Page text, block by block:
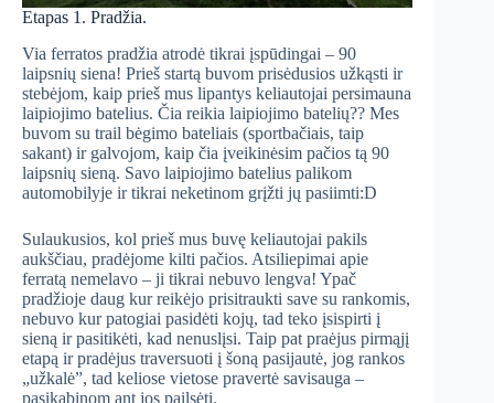
Etapas 1. Pradžia.
Via ferratos pradžia atrodė tikrai įspūdingai – 90
laipsnių siena! Prieš startą buvom prisėdusios užkąsti ir
stebėjom, kaip prieš mus lipantys keliautojai persimauna
laipiojimo batelius. Čia reikia laipiojimo batelių?? Mes
buvom su trail bėgimo bateliais (sportbačiais, taip
sakant) ir galvojom, kaip čia įveikinėsim pačios tą 90
laipsnių sieną. Savo laipiojimo batelius palikom
automobilyje ir tikrai neketinom grįžti jų pasiimti:D
Sulaukusios, kol prieš mus buvę keliautojai pakils
aukščiau, pradėjome kilti pačios. Atsiliepimai apie
ferratą nemelavo – ji tikrai nebuvo lengva! Ypač
pradžioje daug kur reikėjo prisitraukti save su rankomis,
nebuvo kur patogiai pasidėti kojų, tad teko įsispirti į
sieną ir pasitikėti, kad nenuslįsi. Taip pat praėjus pirmąjį
etapą ir pradėjus traversuoti į šoną pasijautė, jog rankos
„užkalė”, tad keliose vietose pravertė savisauga –
pasikabinom ant jos pailsėti.